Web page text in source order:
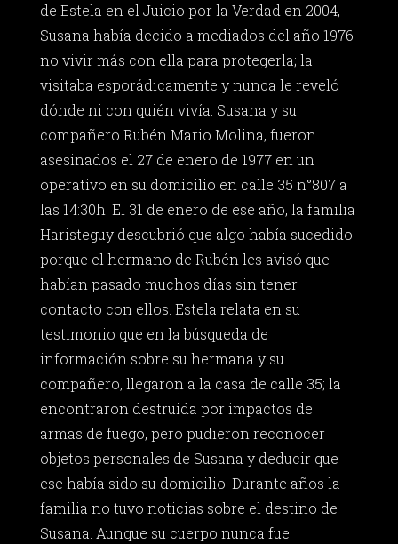
de Estela en el Juicio por la Verdad en 2004,
Susana había decido a mediados del año 1976
no vivir más con ella para protegerla; la
visitaba esporádicamente y nunca le reveló
dónde ni con quién vivía. Susana y su
compañero Rubén Mario Molina, fueron
asesinados el 27 de enero de 1977 en un
operativo en su domicilio en calle 35 n°807 a
las 14:30h. El 31 de enero de ese año, la familia
Haristeguy descubrió que algo había sucedido
porque el hermano de Rubén les avisó que
habían pasado muchos días sin tener
contacto con ellos. Estela relata en su
testimonio que en la búsqueda de
información sobre su hermana y su
compañero, llegaron a la casa de calle 35; la
encontraron destruida por impactos de
armas de fuego, pero pudieron reconocer
objetos personales de Susana y deducir que
ese había sido su domicilio. Durante años la
familia no tuvo noticias sobre el destino de
Susana. Aunque su cuerpo nunca fue